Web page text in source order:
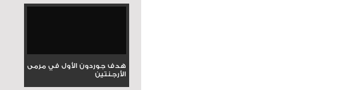
هدف جوردون الأول في مرمى
الأرجنتين